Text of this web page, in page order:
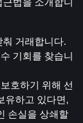
법을 소개합니
춰 거래합니다.
기회를 찾습니
호하기 위해 선
유하고 있다면,
손실을 상쇄할